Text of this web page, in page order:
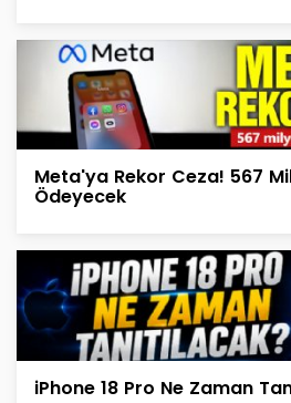
Meta'ya Rekor Ceza! 567
Ödeyecek
iPhone 18 Pro Ne Zaman